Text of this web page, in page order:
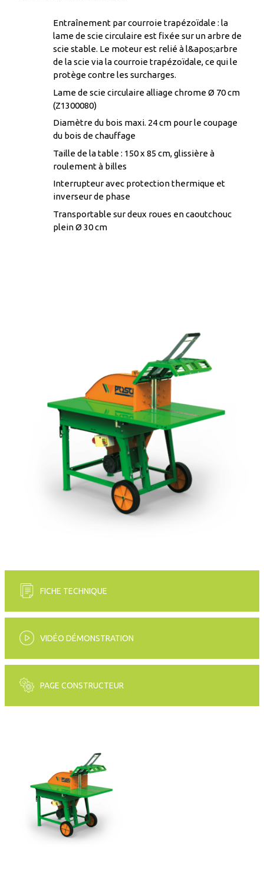
FICHE TECHNIQUE
VIDÉO DÉMONSTRATION
PAGE CONSTRUCTEUR
Entraînement par courroie trapézoïdale : la
lame de scie circulaire est fixée sur un arbre de
scie stable. Le moteur est relié à l&apos;arbre
de la scie via la courroie trapézoïdale, ce qui le
protège contre les surcharges.
Lame de scie circulaire alliage chrome Ø 70 cm
(Z1300080)
Diamètre du bois maxi. 24 cm pour le coupage
du bois de chauffage
Taille de la table : 150 x 85 cm, glissière à
roulement à billes
Interrupteur avec protection thermique et
inverseur de phase
Transportable sur deux roues en caoutchouc
plein Ø 30 cm